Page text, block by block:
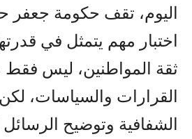
اليوم، تقف حكومة جعفر
اختبار مهم يتمثل في
ثقة المواطنين، ليس
القرارات والسياسات،
الشفافية وتوضيح